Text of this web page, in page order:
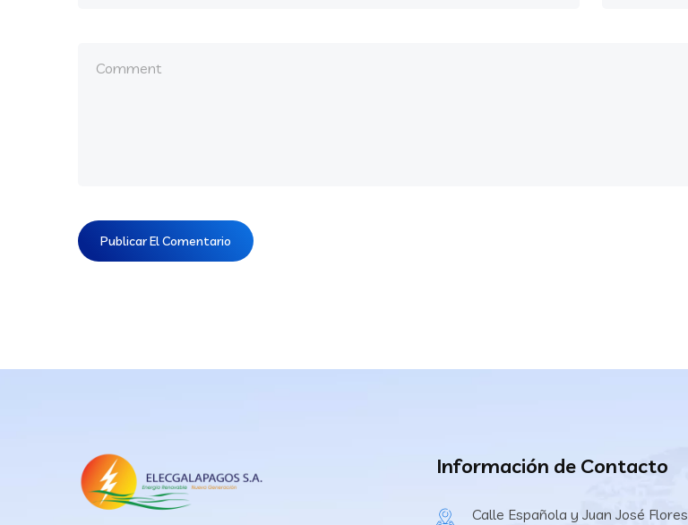
Información de Contacto
Calle Española y Juan José Flores